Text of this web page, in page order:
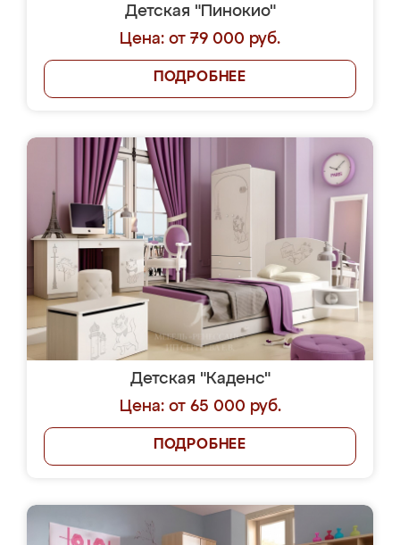
Детская "Пинокио"
Цена: от 79 000 руб.
ПОДРОБНЕЕ
Детская "Каденс"
Цена: от 65 000 руб.
ПОДРОБНЕЕ